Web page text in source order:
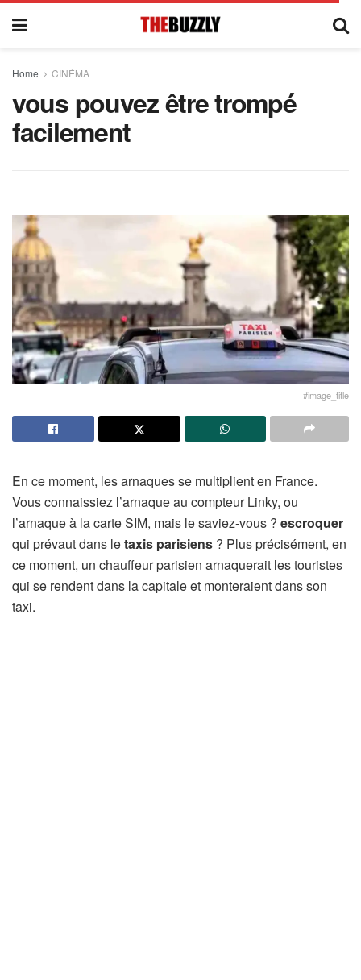
Home CINÉMA
vous pouvez être trompé
facilement
#image_title
En ce moment, les arnaques se multiplient en France.
Vous connaissiez l’arnaque au compteur Linky, ou
l’arnaque à la carte SIM, mais le saviez-vous ? escroquer
qui prévaut dans letaxis parisiens ? Plus précisément, en
ce moment, un chauffeur parisien arnaquerait les touristes
qui se rendent dans la capitale et monteraient dans son
taxi.